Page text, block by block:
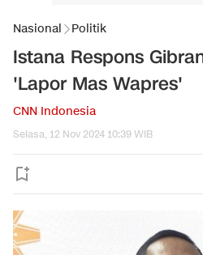
Nasional Politik
Istana Respons
'Lapor Mas Wapres'
CNN Indonesia
Selasa, 12 Nov 2024 10:39 WIB